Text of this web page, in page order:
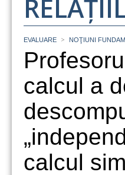
EVALUARE > NOŢIUNI
calcul a
calcul